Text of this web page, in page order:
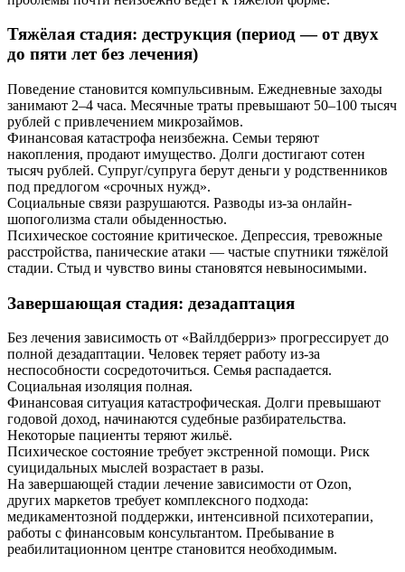
Тяжёлая стадия: деструкция (период — от двух
до пяти лет без лечения)
Поведение становится компульсивным. Ежедневные заходы
занимают 2–4 часа. Месячные траты превышают 50–100 тысяч
рублей с привлечением микрозаймов.
Финансовая катастрофа неизбежна. Семьи теряют
накопления, продают имущество. Долги достигают сотен
тысяч рублей. Супруг/супруга берут деньги у родственников
под предлогом «срочных нужд».
Социальные связи разрушаются. Разводы из-за онлайн-
шопоголизма стали обыденностью.
Психическое состояние критическое. Депрессия, тревожные
расстройства, панические атаки — частые спутники тяжёлой
стадии. Стыд и чувство вины становятся невыносимыми.
Завершающая стадия: дезадаптация
Без лечения зависимость от «Вайлдберриз» прогрессирует до
полной дезадаптации. Человек теряет работу из-за
неспособности сосредоточиться. Семья распадается.
Социальная изоляция полная.
Финансовая ситуация катастрофическая. Долги превышают
годовой доход, начинаются судебные разбирательства.
Некоторые пациенты теряют жильё.
Психическое состояние требует экстренной помощи. Риск
суицидальных мыслей возрастает в разы.
На завершающей стадии лечение зависимости от Ozon,
других маркетов требует комплексного подхода:
медикаментозной поддержки, интенсивной психотерапии,
работы с финансовым консультантом. Пребывание в
реабилитационном центре становится необходимым.